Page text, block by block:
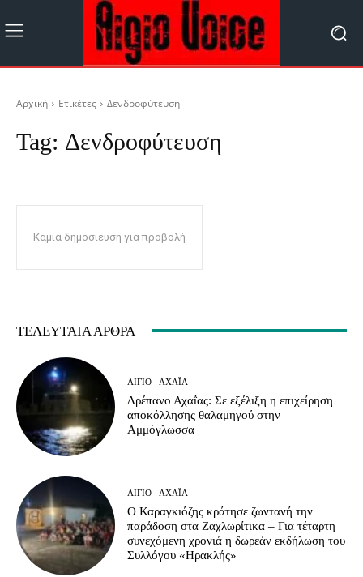
Αρχική Ετικέτες Δενδροφύτευση
Tag: Δενδροφύτευση
Καμία δημοσίευση για προβολή
ΤΕΛΕΥΤΑΊΑ ΆΡΘΡΑ
ΑΊΓΙΟ - ΑΧΑΪ́Α
Δρέπανο Αχαΐας: Σε εξέλιξη η επιχείρηση
αποκόλλησης θαλαμηγού στην
Αμμόγλωσσα
ΑΊΓΙΟ - ΑΧΑΪ́Α
Ο Καραγκιόζης κράτησε ζωντανή την
παράδοση στα Ζαχλωρίτικα – Για τέταρτη
συνεχόμενη χρονιά η δωρεάν εκδήλωση του
Συλλόγου «Ηρακλής»